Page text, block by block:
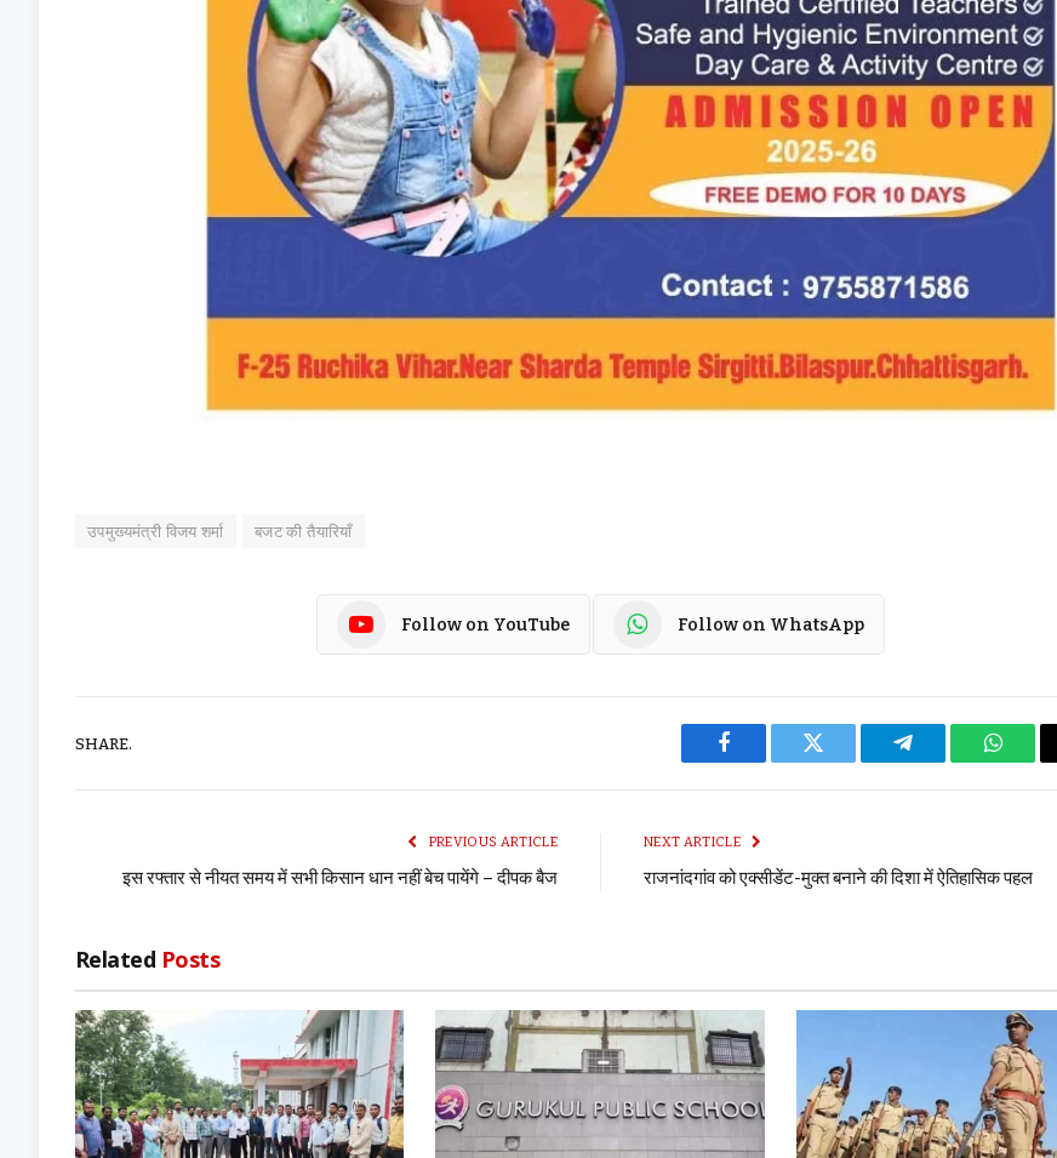
उपमुख्यमंत्री विजय शर्मा बजट की तैयारियाँ
Follow on YouTube Follow on WhatsApp
SHARE.
Facebook Twitter Telegram
PREVIOUS ARTICLE
इस रफ्तार से नीयत समय में सभी किसान धान नहीं बेच पायेंगे – दीपक बैज
NEXT ARTICLE
राजनांदगांव को एक्सीडेंट-मुक्त बनाने की दिशा में ऐतिहासिक पहल
Related Posts